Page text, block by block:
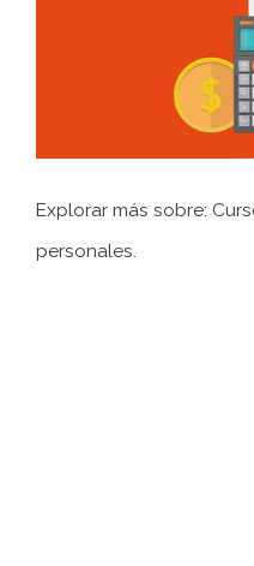
Explorar más sobre:
personales.